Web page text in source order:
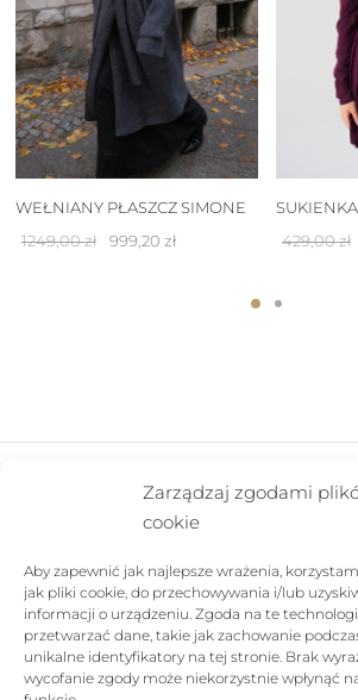
Zarządzaj zgodami
cookie
Aby zapewnić jak najlepsze wrażenia,
jak pliki cookie, do przechowywania i/lub
informacji o urządzeniu. Zgoda na te
przetwarzać dane, takie jak zachowanie
unikalne identyfikatory na tej stronie. Brak
wycofanie zgody może niekorzystnie wpłynąć
WEŁNIANY PŁASZCZ SIMONE
1249,00zł
Pierwotna
999,20 zł
429,00zł
POMOC
SKLEP
FOLLOW US